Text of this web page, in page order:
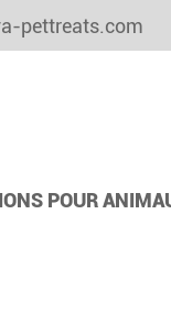
pettreats.com
POUR